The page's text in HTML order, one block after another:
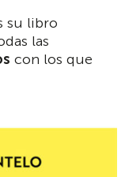
su libro
las
con los que